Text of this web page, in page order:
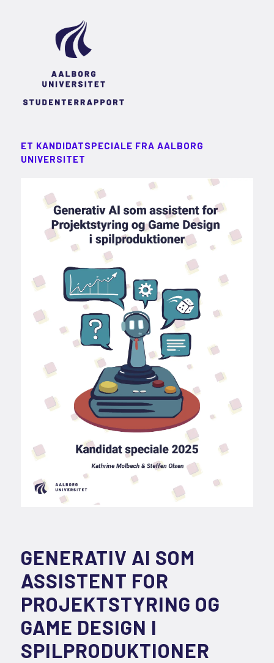
ET KANDIDATSPECIALE FRA AALBORG
UNIVERSITET
GENERATIV AI SOM
ASSISTENT FOR
PROJEKTSTYRING OG
GAME DESIGN I
SPILPRODUKTIONER